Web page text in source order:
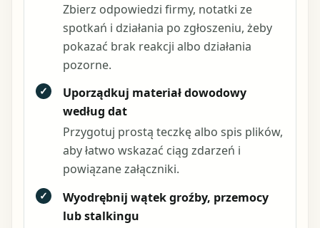
Zbierz odpowiedzi firmy, notatki ze
spotkań i działania po zgłoszeniu, żeby
pokazać brak reakcji albo działania
pozorne.
✓
Uporządkuj materiał dowodowy
według dat
Przygotuj prostą teczkę albo spis plików,
aby łatwo wskazać ciąg zdarzeń i
powiązane załączniki.
✓
Wyodrębnij wątek groźby, przemocy
lub stalkingu